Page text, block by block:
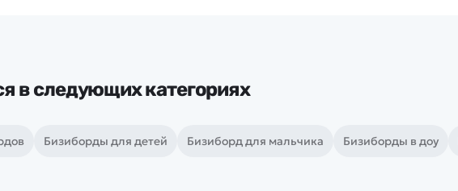
в следующих категориях
Бизиборды для детей Бизиборд для мальчика Бизиборды в доу